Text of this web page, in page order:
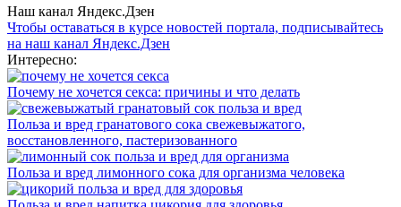
Наш канал Яндекс.Дзен
Чтобы оставаться в курсе новостей портала, подписывайтесь
на наш канал Яндекс.Дзен
Интересно:
Почему не хочется секса: причины и что делать
Польза и вред гранатового сока свежевыжатого,
восстановленного, пастеризованного
Польза и вред лимонного сока для организма человека